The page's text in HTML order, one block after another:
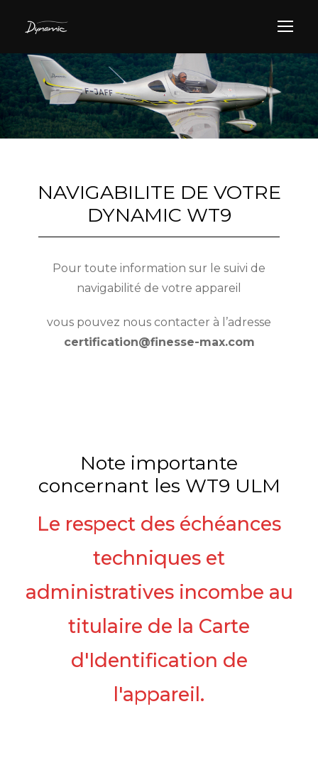
NAVIGABILITE DE VOTRE
DYNAMIC WT9
Pour toute information sur le suivi de
navigabilité de votre appareil
vous pouvez nous contacter à l’adresse
certification@finesse-max.com
Note importante
concernant les WT9 ULM
Le respect des échéances
techniques et
administratives incombe au
titulaire de la Carte
d'Identification de
l'appareil.